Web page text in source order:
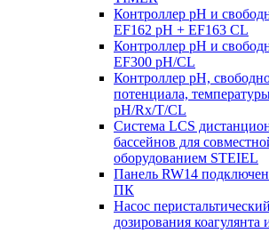
Контроллер рН и
EF162 pH + EF163 CL
Контроллер рН и
EF300 pH/CL
Контроллер рН,
потенциала,
pH/Rx/T/CL
Система LCS
бассейнов для
оборудованием STEIEL
Панель RW14
ПК
Насос
дозирования коагулянта